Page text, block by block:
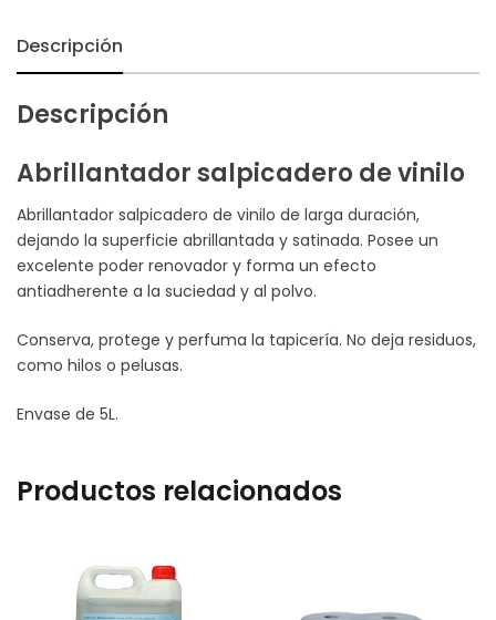
Descripción
Descripción
Abrillantador salpicadero de vinilo
Abrillantador salpicadero de vinilo de larga duración,
dejando la superficie abrillantada y satinada. Posee un
excelente poder renovador y forma un efecto
antiadherente a la suciedad y al polvo.
Conserva, protege y perfuma la tapicería. No deja residuos,
como hilos o pelusas.
Envase de 5L.
Productos relacionados